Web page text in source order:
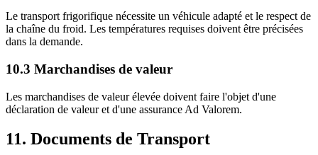
Le transport frigorifique nécessite un véhicule adapté et le respect de
la chaîne du froid. Les températures requises doivent être précisées
dans la demande.
10.3 Marchandises de valeur
Les marchandises de valeur élevée doivent faire l'objet d'une
déclaration de valeur et d'une assurance Ad Valorem.
11. Documents de Transport